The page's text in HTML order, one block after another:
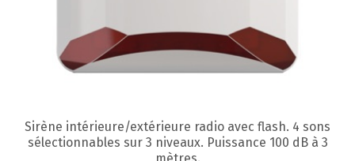
Sirène intérieure/extérieure radio avec flash. 4 sons
sélectionnables sur 3 niveaux. Puissance 100 dB à 3